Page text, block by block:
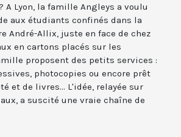
A Lyon, la famille Angleys a voulu
aux étudiants confinés dans la
André-Allix, juste en face de chez
en cartons placés sur les
proposent des petits services :
photocopies ou encore prêt
et de livres... L'idée, relayée sur
a suscité une vraie chaîne de